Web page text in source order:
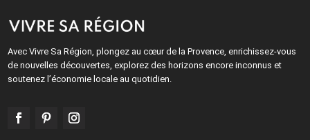
Avec Vivre Sa Région, plongez au cœur de la Provence, enrichissez-vous
de nouvelles découvertes, explorez des horizons encore inconnus et
soutenez l’économie locale au quotidien.